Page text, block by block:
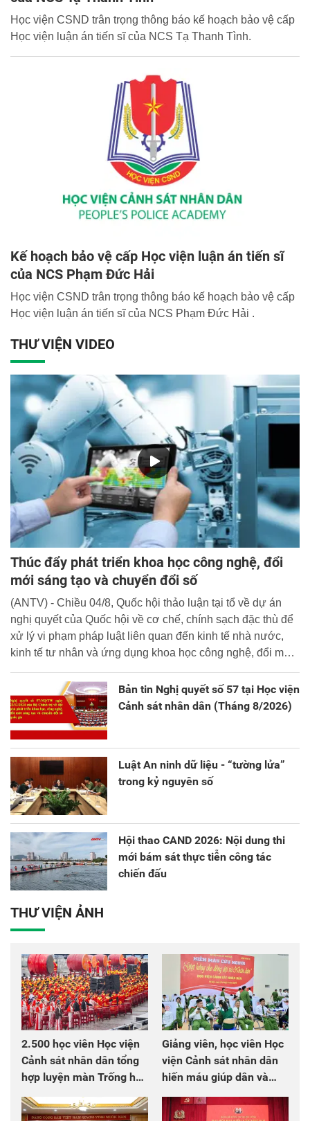
Học viện CSND trân trọng thông báo kế hoạch bảo vệ cấp
Học viện luận án tiến sĩ của NCS Tạ Thanh Tình.
Kế hoạch bảo vệ cấp Học viện luận án tiến sĩ
của NCS Phạm Đức Hải
Học viện CSND trân trọng thông báo kế hoạch bảo vệ cấp
Học viện luận án tiến sĩ của NCS Phạm Đức Hải .
THƯ VIỆN VIDEO
Thúc đẩy phát triển khoa học công nghệ, đổi
mới sáng tạo và chuyển đổi số
(ANTV) - Chiều 04/8, Quốc hội thảo luận tại tổ về dự án
nghị quyết của Quốc hội về cơ chế, chính sạch đặc thù để
xử lý vi phạm pháp luật liên quan đến kinh tế nhà nước,
kinh tế tư nhân và ứng dụng khoa học công nghệ, đổi mới
sáng tạo và chuyển đổi số.
Bản tin Nghị quyết số 57 tại Học viện
Cảnh sát nhân dân (Tháng 8/2026)
Luật An ninh dữ liệu - “tường lửa”
trong kỷ nguyên số
Hội thao CAND 2026: Nội dung thi
mới bám sát thực tiễn công tác
chiến đấu
THƯ VIỆN ẢNH
2.500 học viên Học viện
Cảnh sát nhân dân tổng
hợp luyện màn Trống hội
chào mừng Đại hội Đảng
Giảng viên, học viên Học
viện Cảnh sát nhân dân
hiến máu giúp dân và
đồng đội